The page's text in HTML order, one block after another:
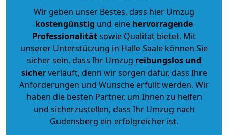
Wir geben unser Bestes, dass hier Umzug
kostengünstig und eine hervorragende
Professionalitätsowie Qualität bietet. Mit
unserer Unterstützung in Halle Saale können Sie
sicher sein, dass Ihr Umzug reibungslos und
sicherverläuft, denn wir sorgen dafür, dass Ihre
Anforderungen und Wünsche erfüllt werden. Wir
haben die besten Partner, um Ihnen zu helfen
und sicherzustellen, dass Ihr Umzug nach
Gudensberg ein erfolgreicher ist.